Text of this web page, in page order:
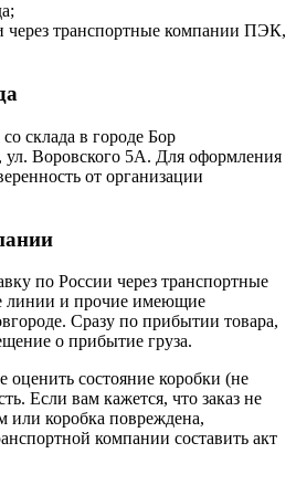
через транспортные компании ПЭК,
склада в городе Бор
ул. Воровского 5А. Для оформления
от организации
по России через транспортные
и прочие имеющие
Сразу по прибытии товара,
о прибытие груза.
состояние коробки (не
Если вам кажется, что заказ не
или коробка повреждена,
компании составить акт